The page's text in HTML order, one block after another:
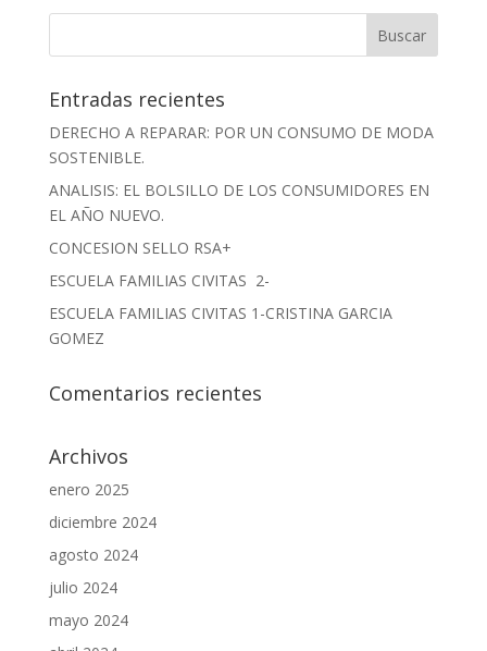
Entradas recientes
DERECHO A REPARAR: POR UN CONSUMO DE MODA
SOSTENIBLE.
ANALISIS: EL BOLSILLO DE LOS CONSUMIDORES EN
EL AÑO NUEVO.
CONCESION SELLO RSA+
ESCUELA FAMILIAS CIVITAS 2-
ESCUELA FAMILIAS CIVITAS 1-CRISTINA GARCIA
GOMEZ
Comentarios recientes
Archivos
enero 2025
diciembre 2024
agosto 2024
julio 2024
mayo 2024